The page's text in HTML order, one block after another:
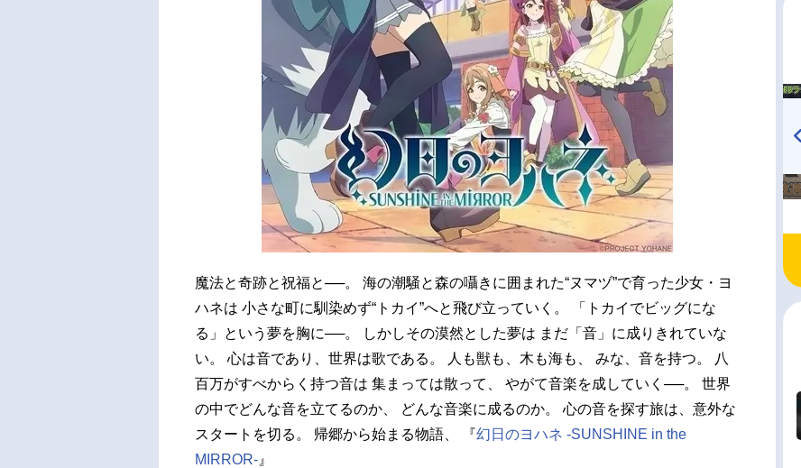
魔法と奇跡と祝福と──。 海の潮騒と森の囁きに囲まれた“ヌマヅ”で育った少女・ヨ
ハネは 小さな町に馴染めず“トカイ”へと飛び立っていく。 「トカイでビッグにな
る」という夢を胸に──。 しかしその漠然とした夢は まだ「音」に成りきれていな
い。 心は音であり、世界は歌である。 人も獣も、木も海も、 みな、音を持つ。 八
百万がすべからく持つ音は 集まっては散って、 やがて音楽を成していく──。 世界
の中でどんな音を立てるのか、 どんな音楽に成るのか。 心の音を探す旅は、意外な
スタートを切る。 帰郷から始まる物語、 『幻日のヨハネ -SUNSHINE in the
MIRROR- 』
TVアニメ『戦隊大失格』
radio 大直会 2nd season
ハイキュー!! 烏野高校放送部!